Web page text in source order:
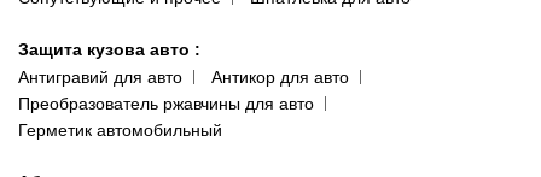
Защита кузова авто :
Антигравий для авто
Антикор для авто
Преобразователь ржавчины для авто
Герметик автомобильный